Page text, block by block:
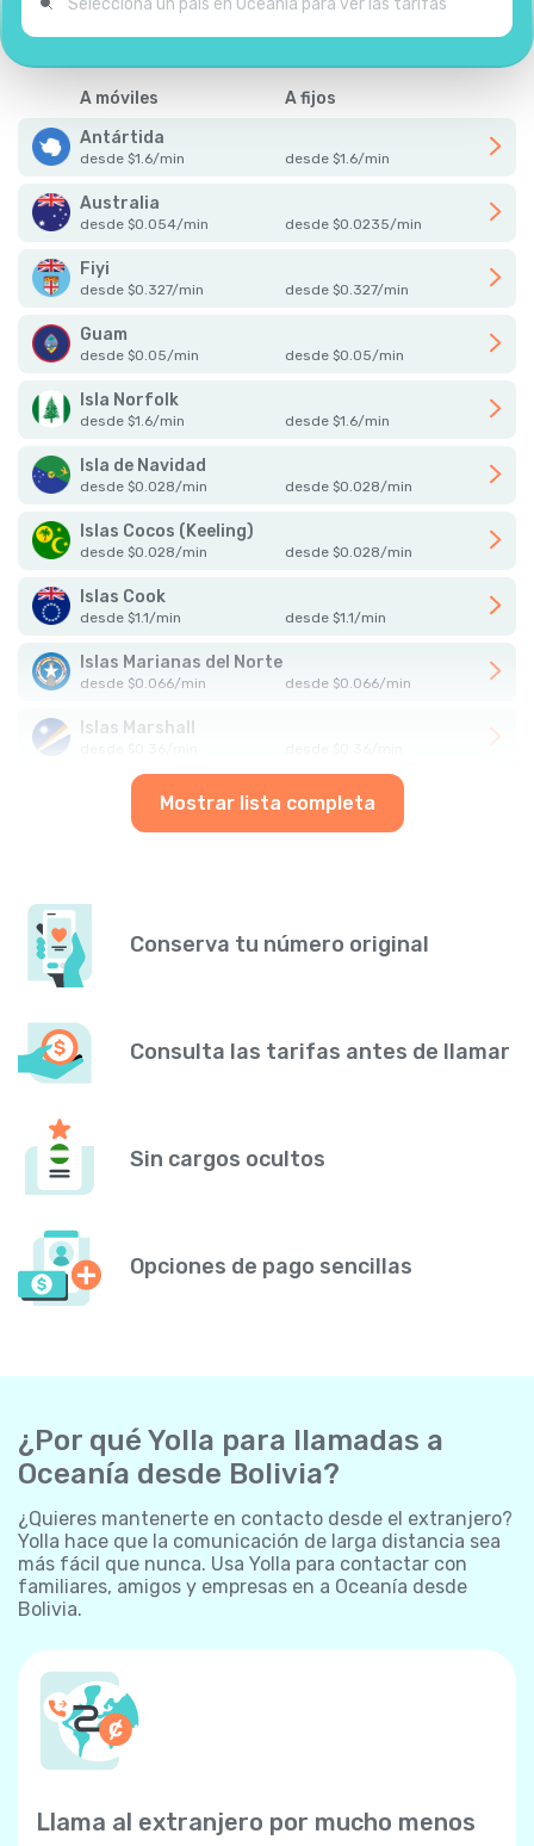
A móviles
A fijos
Antártida
desde $1.6/min desde $1.6/min
Australia
desde $0.054/min desde $0.0235/min
Fiyi
desde $0.327/min desde $0.327/min
Guam
desde $0.05/min desde $0.05/min
Isla Norfolk
desde $1.6/min desde $1.6/min
Isla de Navidad
desde $0.028/min desde $0.028/min
Islas Cocos (Keeling)
desde $0.028/min desde $0.028/min
Islas Cook
desde $1.1/min desde $1.1/min
Islas Marianas del Norte
desde $0.066/min desde $0.066/min
Islas Marshall
Mostrar lista completa
Conserva tu número original
Consulta las tarifas antes de llamar
Sin cargos ocultos
Opciones de pago sencillas
¿Por qué Yolla para llamadas a
Oceanía desde Bolivia?
¿Quieres mantenerte en contacto desde el extranjero?
Yolla hace que la comunicación de larga distancia sea
más fácil que nunca. Usa Yolla para contactar con
familiares, amigos y empresas en a Oceanía desde
Bolivia.
Llama al extranjero por mucho menos